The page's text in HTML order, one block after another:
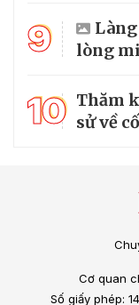
9
lòng
10 Thăm
sử về
Cơ quan
Số giấy phép: